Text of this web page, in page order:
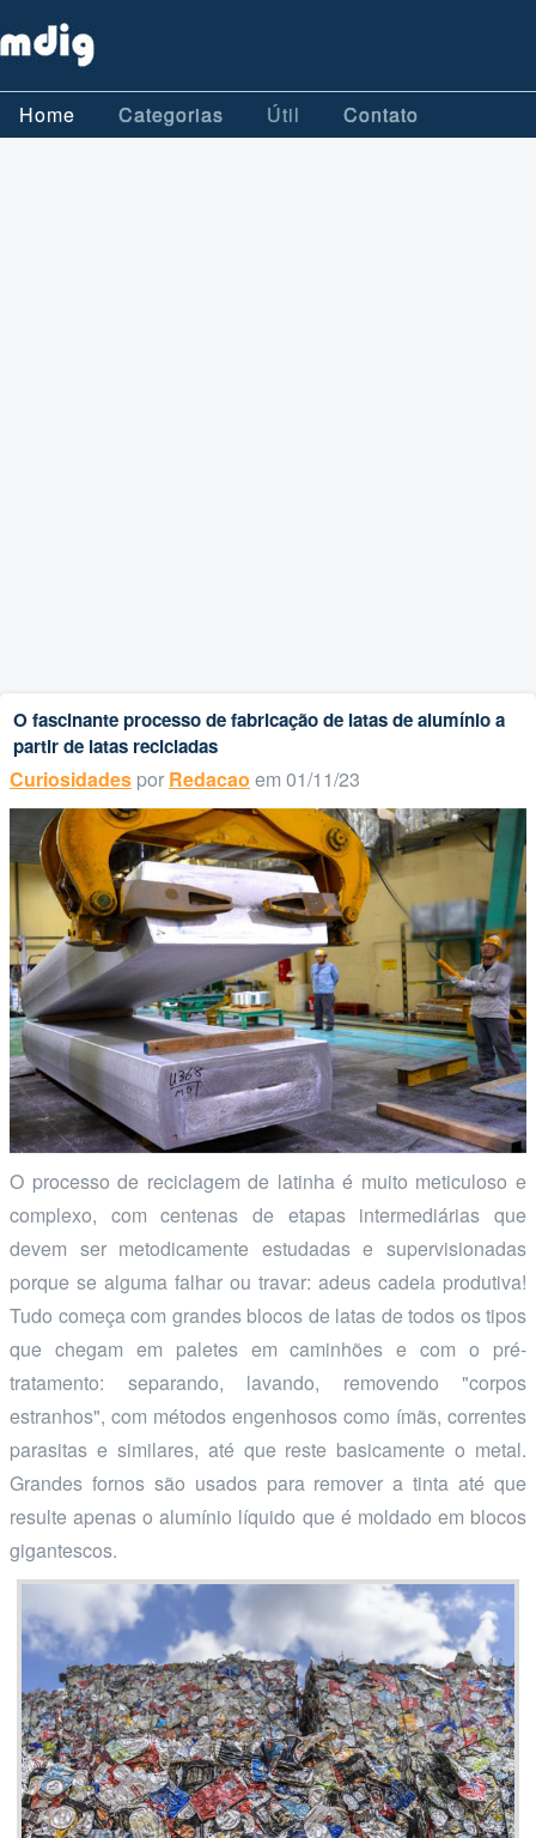
Home Categorias Útil Contato
O fascinante processo de fabricação de latas de alumínio a
partir de latas recicladas
Curiosidades por Redacao em 01/11/23
O processo de reciclagem de latinha é muito meticuloso e
complexo, com centenas de etapas intermediárias que
devem ser metodicamente estudadas e supervisionadas
porque se alguma falhar ou travar: adeus cadeia produtiva!
Tudo começa com grandes blocos de latas de todos os tipos
que chegam em paletes em caminhões e com o pré-
tratamento: separando, lavando, removendo "corpos
estranhos", com métodos engenhosos como ímãs, correntes
parasitas e similares, até que reste basicamente o metal.
Grandes fornos são usados para remover a tinta até que
resulte apenas o alumínio líquido que é moldado em blocos
gigantescos.